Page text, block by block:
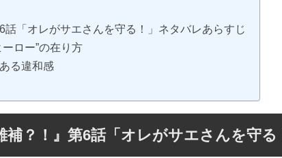
話「オレがサエさんを守る！」ネタバレあらすじ
ロー”の在り方
る違和感
補？！』第6話「オレがサエさんを守